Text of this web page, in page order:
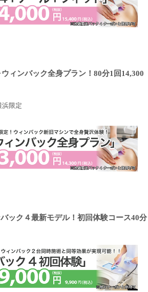
ィンバック全身プラン！80分1回14,300
限定
ック４最新モデル！初回体験コース40分